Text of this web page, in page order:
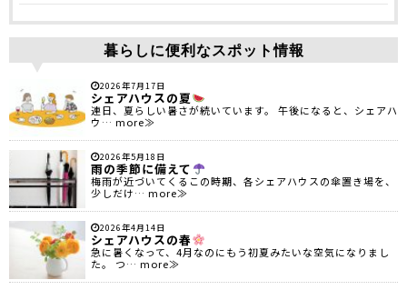
暮らしに便利なスポット情報
2026年7月17日
シェアハウスの夏
連日、夏らしい暑さが続いています。 午後になると、シェアハ
ウ… more≫
2026年5月18日
雨の季節に備えて
梅雨が近づいてくるこの時期、各シェアハウスの傘置き場を、
少しだけ… more≫
2026年4月14日
シェアハウスの春
急に暑くなって、4月なのにもう初夏みたいな空気になりまし
た。 つ… more≫